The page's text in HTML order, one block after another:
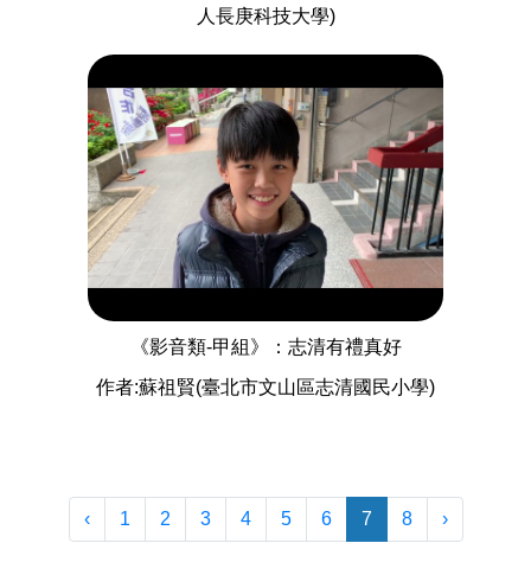
人長庚科技大學)
《影音類-甲組》：志清有禮真好
作者:蘇祖賢(臺北市文山區志清國民小學)
‹ 1 2 3 4 5 6 7 8 ›